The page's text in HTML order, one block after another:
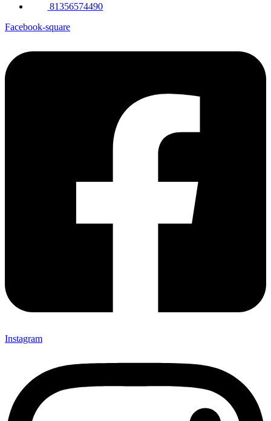
81356574490
Facebook-square
Instagram